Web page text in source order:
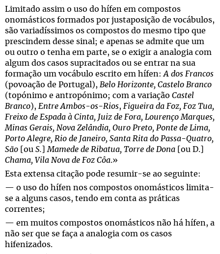
Limitado assim o uso do hífen em compostos
onomásticos formados por justaposição de vocábulos,
são variadíssimos os compostos do mesmo tipo que
prescindem desse sinal; e apenas se admite que um
ou outro o tenha em parte, se o exigir a analogia com
algum dos casos supracitados ou se entrar na sua
formação um vocábulo escrito em hífen: A dos Francos
(povoação de Portugal), Belo Horizonte, Castelo Branco
(topónimo e antropónimo; com a variação Castel
Branco), Entre Ambos-os-Rios, Figueira da Foz, Foz Tua,
Freixo de Espada à Cinta, Juiz de Fora, Lourenço Marques,
Minas Gerais, Nova Zelândia, Ouro Preto, Ponte de Lima,
Porto Alegre, Rio de Janeiro, Santa Rita do Passa-Quatro,
São [ou S. Mamede de Ribatua, Torre de Dona [ou D.]
Chama, Vila Nova de Foz Côa.»
Esta extensa citação pode resumir-se ao seguinte:
— o uso do hífen nos compostos onomásticos limita-
se a alguns casos, tendo em conta as práticas
correntes;
— em muitos compostos onomásticos não há hífen, a
não ser que se faça a analogia com os casos
hifenizados.